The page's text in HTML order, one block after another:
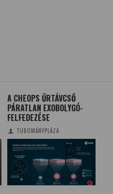
A CHEOPS ŰRTÁVCSŐ
PÁRATLAN EXOBOLYGÓ-
FELFEDEZÉSE
TUDOMÁNYPLÁZA